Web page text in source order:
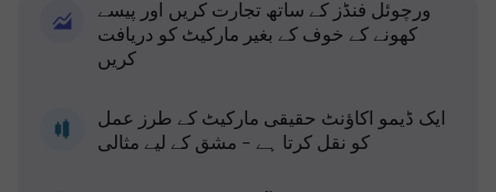
ورچوئل فنڈز کے ساتھ تجارت کریں اور پیسے
کھونے کے خوف کے بغیر مارکیٹ کو دریافت
کریں
ایک ڈیمو اکاؤنٹ حقیقی مارکیٹ کے طرز عمل
کو نقل کرتا ہے - مشق کے لیے مثالی